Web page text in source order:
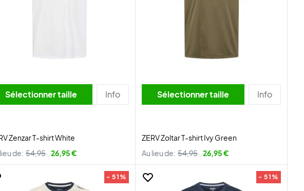
Sélectionner taille Info
Zenzar T-shirt White
de: 54,95 26,95 €
Sélectionner taille Info
ZERV Zoltar T-shirt Ivy Green
Au lieu de: 54,95 26,95 €
- 51% - 51%